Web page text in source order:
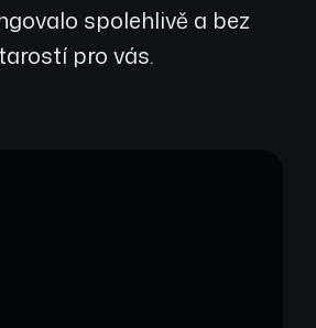
spolehlivě a bez
pro vás.